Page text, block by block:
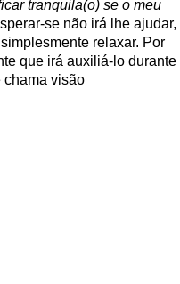
tranquila(o) se o meu
se não irá lhe ajudar,
relaxar. Por
que irá auxiliá-lo durante
chama visão